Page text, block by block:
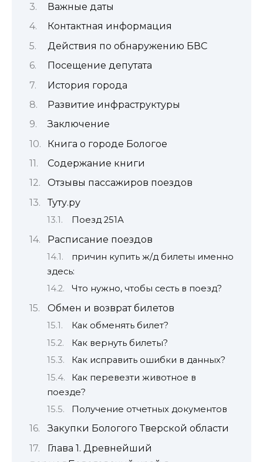
Важные даты
Контактная информация
Действия по обнаружению БВС
Посещение депутата
История города
Развитие инфраструктуры
Заключение
Книга о городе Бологое
Содержание книги
Отзывы пассажиров поездов
Туту.ру
Поезд 251А
Расписание поездов
причин купить ж/д билеты именно
здесь:
Что нужно, чтобы сесть в поезд?
Обмен и возврат билетов
Как обменять билет?
Как вернуть билеты?
Как исправить ошибки в данных?
Как перевезти животное в
поезде?
Получение отчетных документов
Закупки Бологого Тверской области
Глава 1. Древнейший